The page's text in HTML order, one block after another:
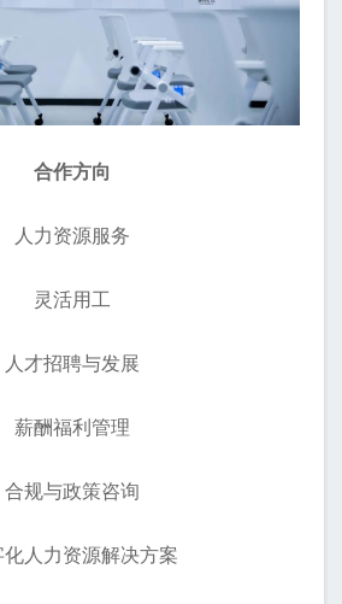
合作方向
人力资源服务
灵活用工
人才招聘与发展
薪酬福利管理
合规与政策咨询
化人力资源解决方案